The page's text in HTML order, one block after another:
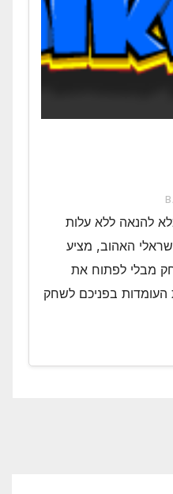
להנאה ללא עלות
האהוב, מציע
מבלי לפתוח את
העומדות בפניכם לשחק